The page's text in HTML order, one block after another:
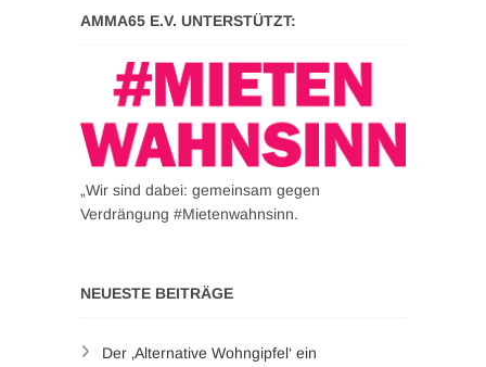
AMMA65 E.V. UNTERSTÜTZT:
„Wir sind dabei: gemeinsam gegen
Verdrängung #Mietenwahnsinn.
NEUESTE BEITRÄGE
Der ‚Alternative Wohngipfel‘ ein